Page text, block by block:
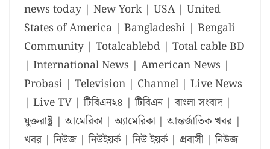
news today | New York | USA | United
States of America | Bangladeshi | Bengali
Community | Totalcablebd | Total cable BD
| International News | American News |
Probasi | Television | Channel | Live News
| Live TV | টিবিএন২৪ | টিবিএন | বাংলা সংবাদ |
যুক্তরাষ্ট্র | আমেরিকা | অ্যামেরিকা | আন্তর্জাতিক খবর |
খবর | নিউজ | নিউইয়র্ক | নিউ ইয়র্ক | প্রবাসী | নিউজ